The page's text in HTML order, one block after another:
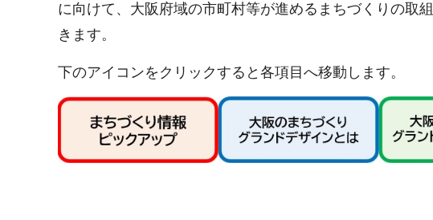
に向けて、大阪府域の市町村等が進めるまちづくりの取
きます。
下のアイコンをクリックすると各項目へ移動します。